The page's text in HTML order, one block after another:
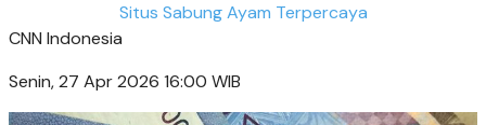
Situs Sabung Ayam Terpercaya
CNN Indonesia
Senin, 27 Apr 2026 16:00 WIB